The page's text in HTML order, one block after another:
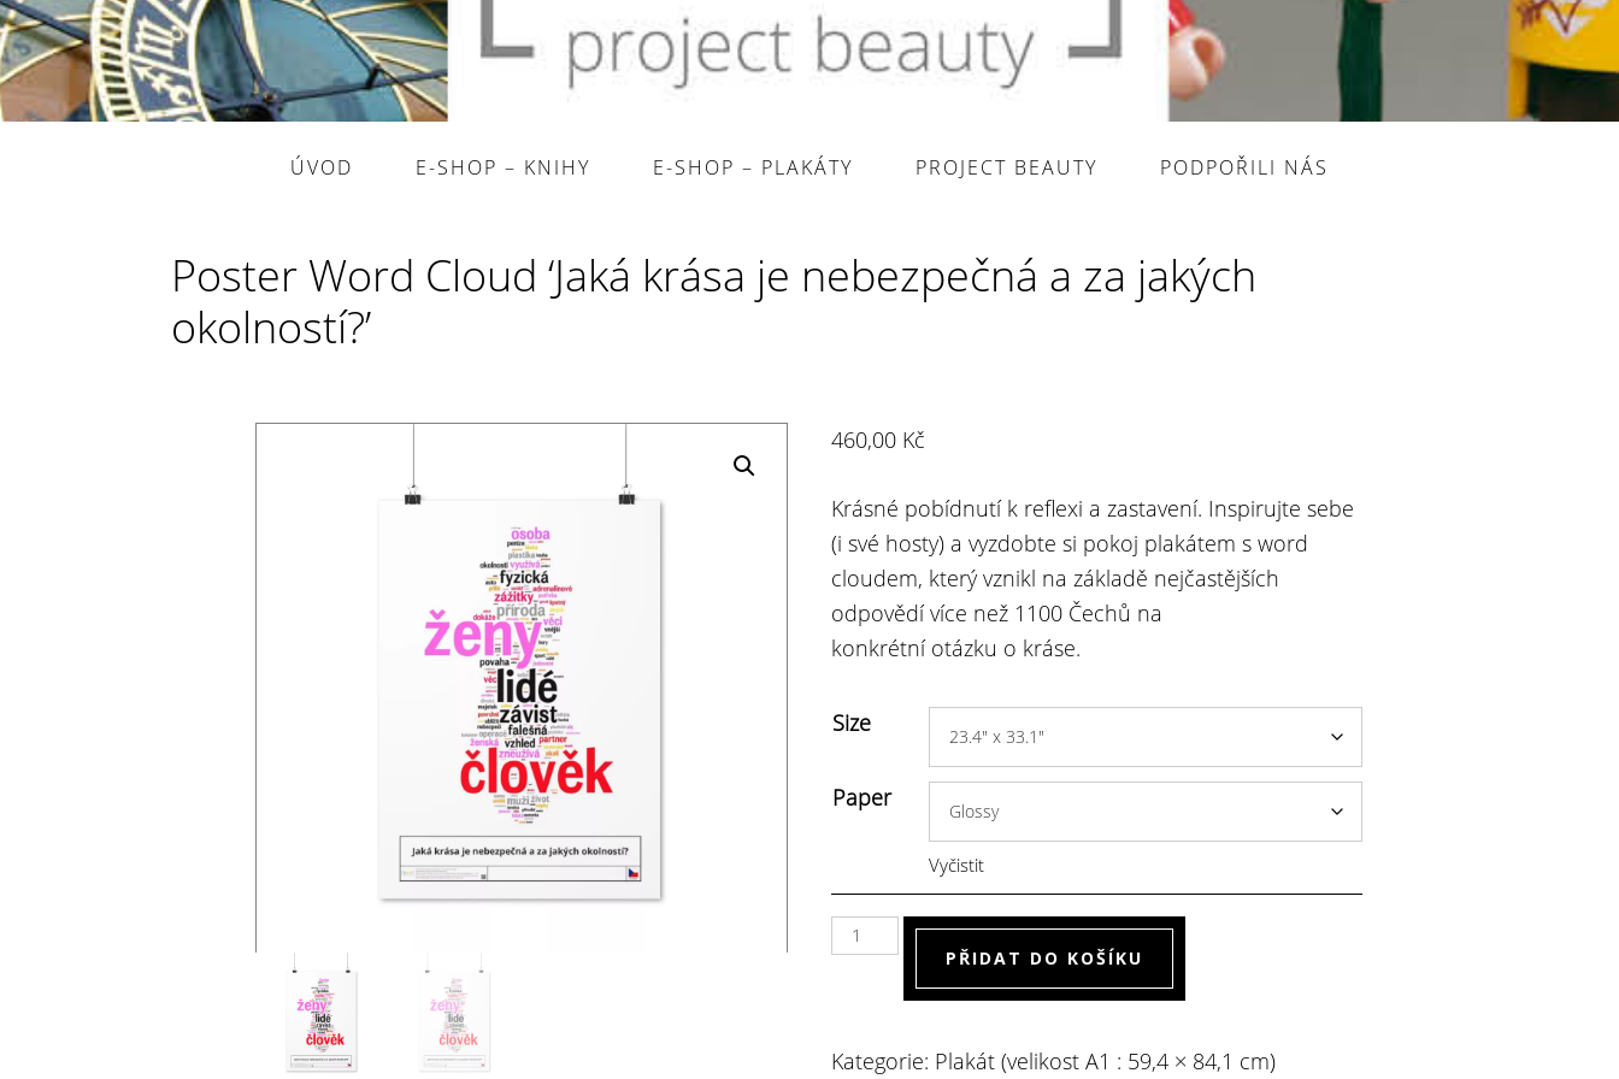
ÚVOD E-SHOP – KNIHY E-SHOP – PLAKÁTY PROJECT BEAUTY PODPOŘILI NÁS
Poster Word Cloud ‘Jaká krása je nebezpečná a za jakých
okolností?’
460,00 Kč
Krásné pobídnutí k reflexi a zastavení. Inspirujte sebe
(i své hosty) a vyzdobte si pokoj plakátem s word
cloudem, který vznikl na základě nejčastějších
odpovědí více než 1100 Čechů na
konkrétní otázku o kráse.
Size
Paper
Vyčistit
Poster
krása
PŘIDAT DO KOŠÍKU
Kategorie: Plakát (velikost A1 : 59,4 × 84,1 cm)